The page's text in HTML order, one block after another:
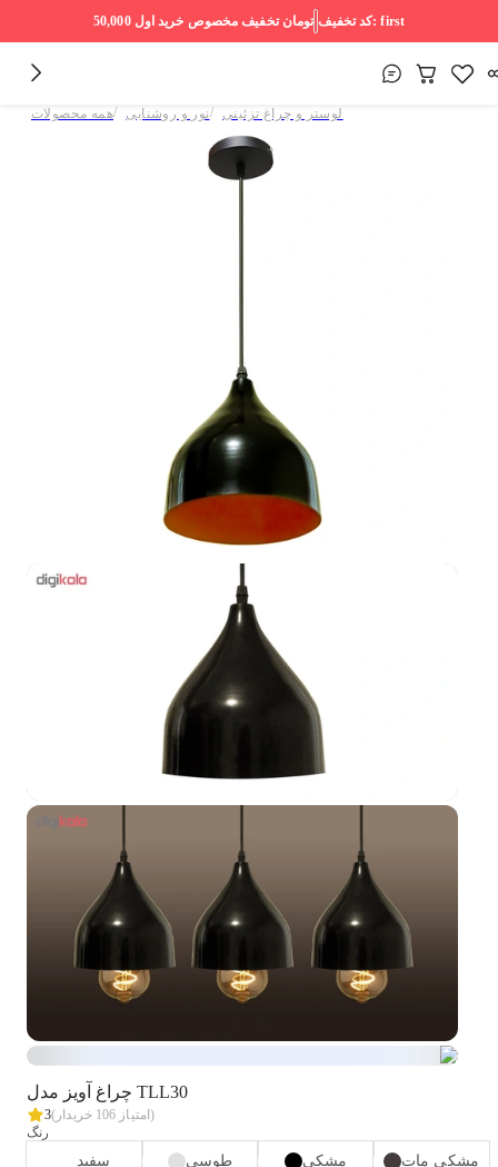
50,000 تومان تخفیف مخصوص خرید اول کد تخفیف:first
همه محصولات/ نور و روشنایی/ لوستر و چراغ تزئینی
چراغ آویز مدل TLL30
3 (امتیاز 106
خریدار)
رنگ
سفید طوسی مشکی مشکی مات